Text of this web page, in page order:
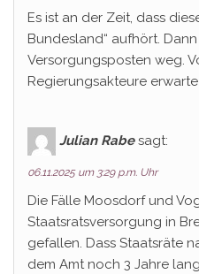
Es ist an der Zeit, dass
Bundesland“ aufhört.
Versorgungsposten weg.
Regierungsakteure
Julian Rabe sagt:
06.11.2025 um 3:29 p.m. Uhr
Die Fälle Moosdorf und
Staatsratsversorgung in
gefallen. Dass Staatsräte
dem Amt noch 3 Jahre